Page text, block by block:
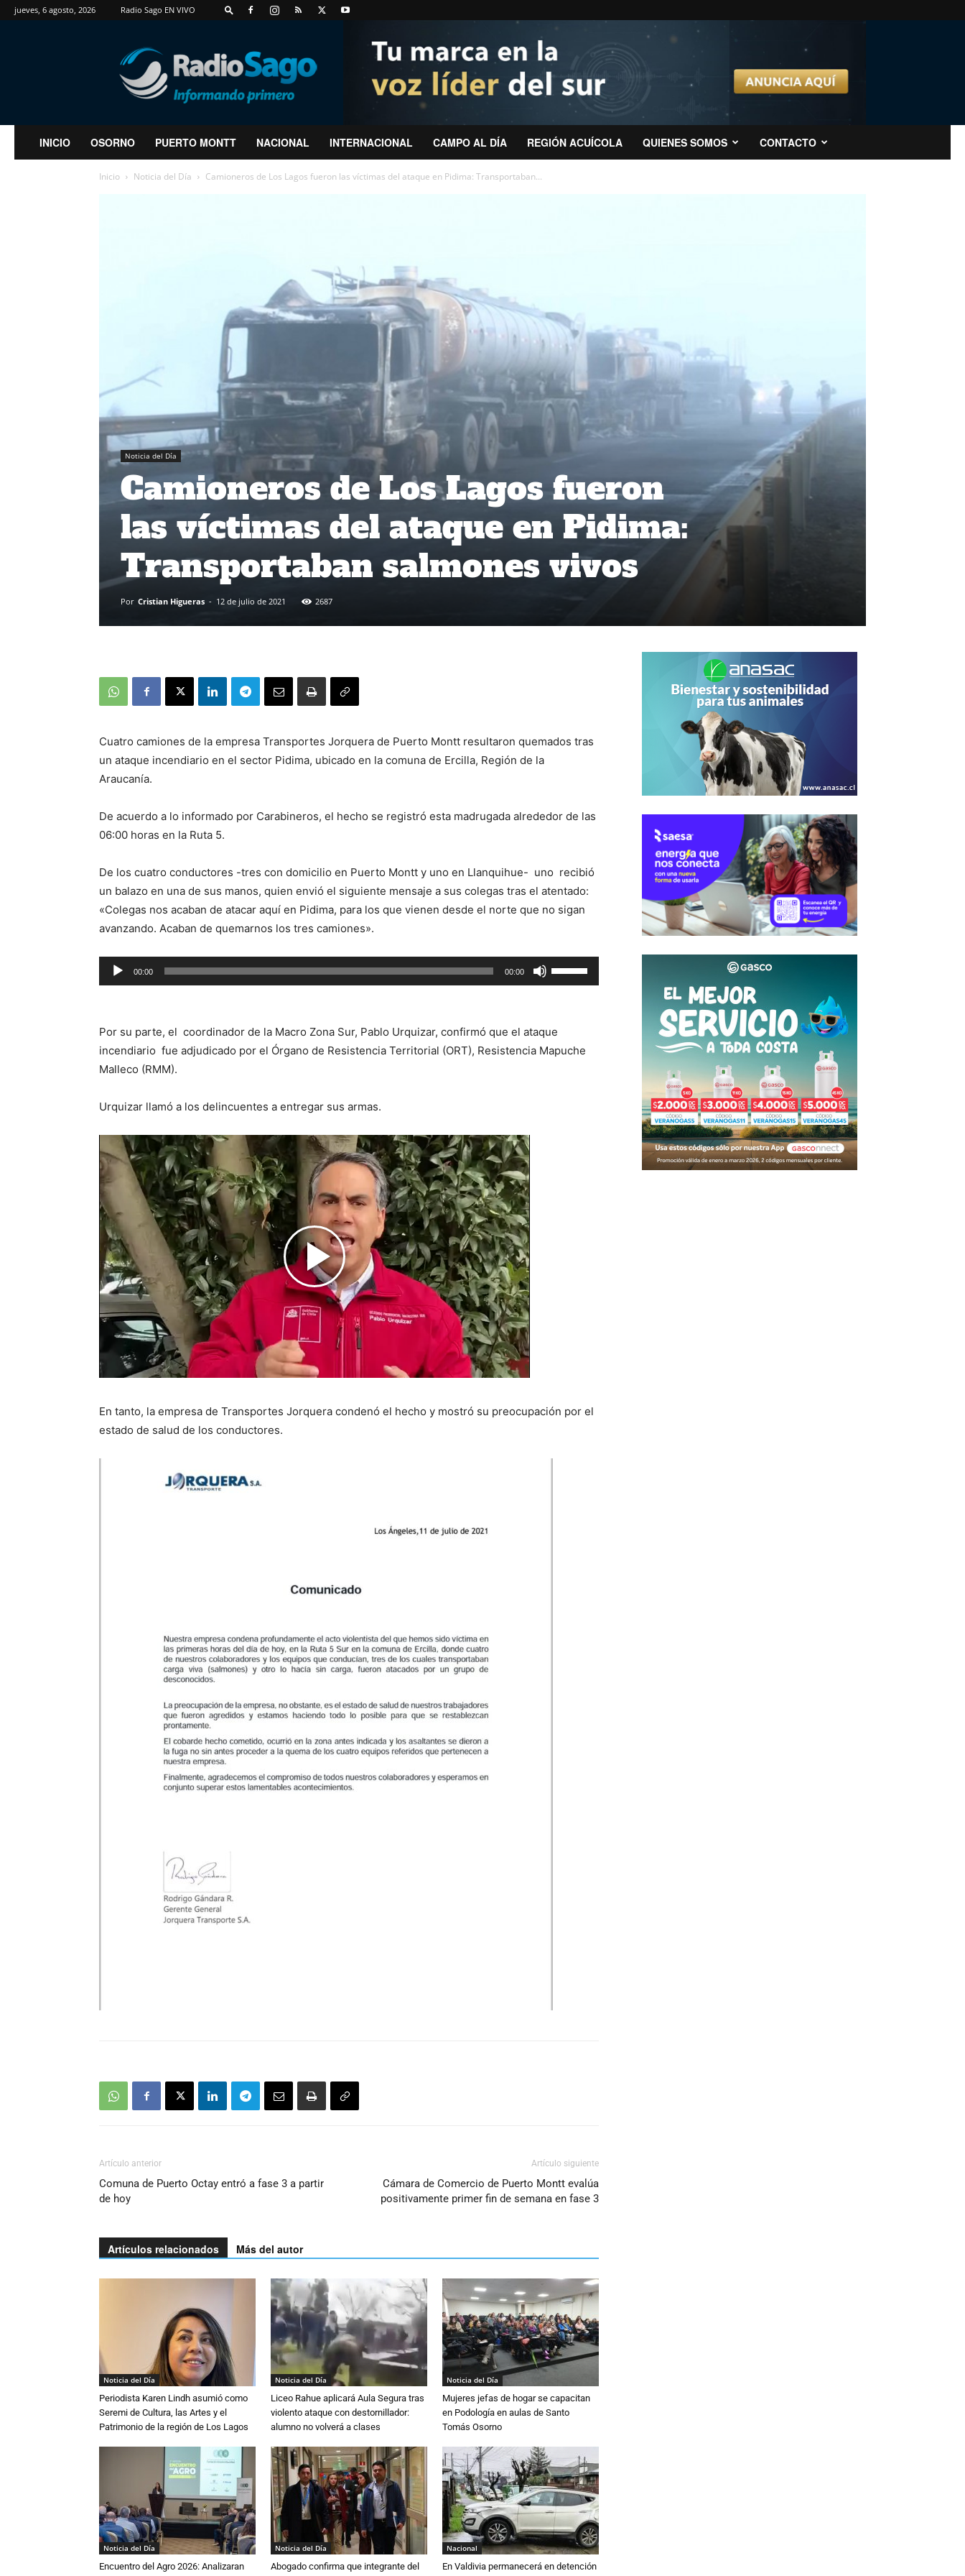
jueves, 6 agosto, 2026 Radio Sago EN VIVO
RadioSago
INICIO OSORNO PUERTO MONTT NACIONAL INTERNACIONAL CAMPO AL DÍA REGIÓN ACUÍCOLA QUIENES SOMOS CONTACTO
Inicio Noticia del Día Camioneros de Los Lagos fueron las víctimas del ataque en Pidima: Transportaban...
Noticia del Día
Camioneros de Los Lagos fueron
las víctimas del ataque en Pidima:
Transportaban salmones vivos
Por Cristian Higueras - 12 de julio de 2021 2687
Cuatro camiones de la empresa Transportes Jorquera de Puerto Montt resultaron quemados tras
un ataque incendiario en el sector Pidima, ubicado en la comuna de Ercilla, Región de la
Araucanía.
De acuerdo a lo informado por Carabineros, el hecho se registró esta madrugada alrededor de las
06:00 horas en la Ruta 5.
De los cuatro conductores -tres con domicilio en Puerto Montt y uno en Llanquihue- uno recibió
un balazo en una de sus manos, quien envió el siguiente mensaje a sus colegas tras el atentado:
«Colegas nos acaban de atacar aquí en Pidima, para los que vienen desde el norte que no sigan
avanzando. Acaban de quemarnos los tres camiones».
Reproductor
de
00:00 00:00
Utiliza
las
flecha
arriba/abajo
Por su parte, el coordinador de la Macro Zona Sur, Pablo Urquizar, confirmó que el ataque
incendiario fue adjudicado por el Órgano de Resistencia Territorial (ORT), Resistencia Mapuche
Malleco (RMM).
Urquizar llamó a los delincuentes a entregar sus armas.
En tanto, la empresa de Transportes Jorquera condenó el hecho y mostró su preocupación por el
estado de salud de los conductores.
Artículo anterior
Comuna de Puerto Octay entró a fase 3 a partir
de hoy
Artículo siguiente
Cámara de Comercio de Puerto Montt evalúa
positivamente primer fin de semana en fase 3
Artículos relacionados Más del autor
Noticia del Día
Periodista Karen Lindh asumió como
Seremi de Cultura, las Artes y el
Patrimonio de la región de Los Lagos
Noticia del Día
Liceo Rahue aplicará Aula Segura tras
violento ataque con destornillador:
alumno no volverá a clases
Noticia del Día
Mujeres jefas de hogar se capacitan
en Podología en aulas de Santo
Tomás Osorno
Noticia del Día
Encuentro del Agro 2026: Analizaran
Noticia del Día
Abogado confirma que integrante del
Nacional
En Valdivia permanecerá en detención